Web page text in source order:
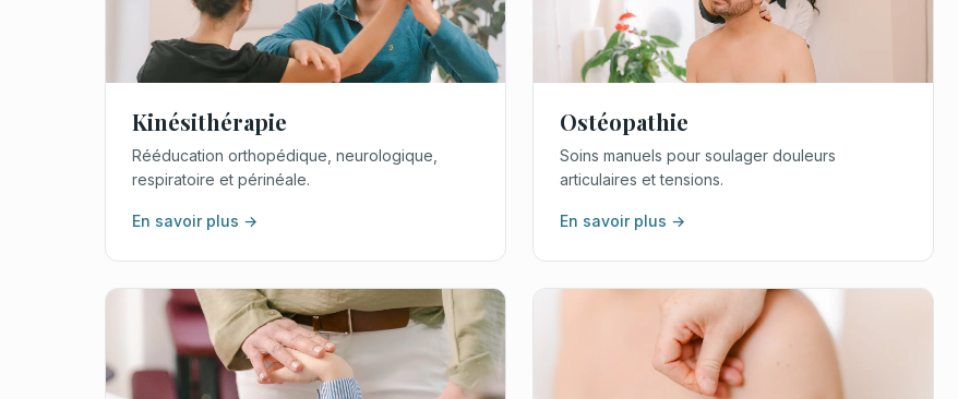
Kinésithérapie
Rééducation orthopédique, neurologique,
respiratoire et périnéale.
En savoir plus →
Ostéopathie
Soins manuels pour soulager douleurs
articulaires et tensions.
En savoir plus →